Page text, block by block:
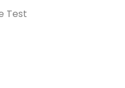
Test